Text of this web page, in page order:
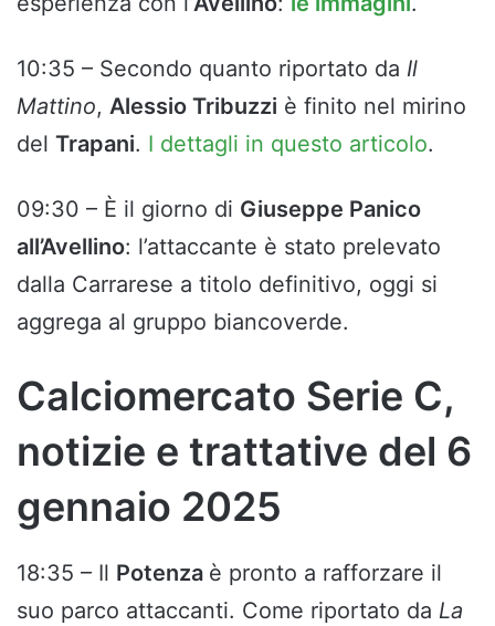
10:35 – Secondo quanto riportato da Il
Mattino, Alessio Tribuzzi è finito nel mirino
del Trapani. I dettagli in questo articolo.
09:30 – È il giorno di Giuseppe Panico
all’Avellino: l’attaccante è stato prelevato
dalla Carrarese a titolo definitivo, oggi si
aggrega al gruppo biancoverde.
Calciomercato Serie C,
notizie e trattative del 6
gennaio 2025
18:35 – Il Potenza è pronto a rafforzare il
suo parco attaccanti. Come riportato da La